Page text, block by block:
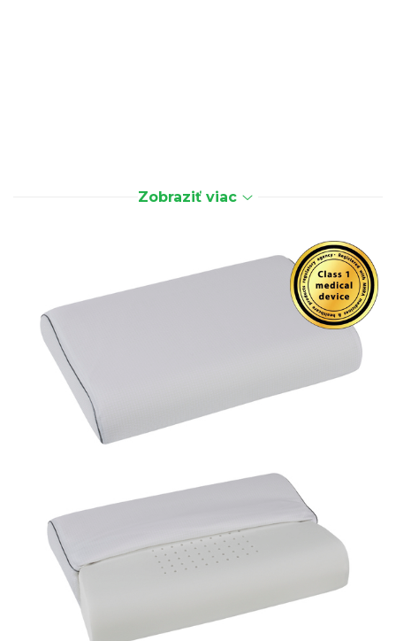
Zobraziť viac